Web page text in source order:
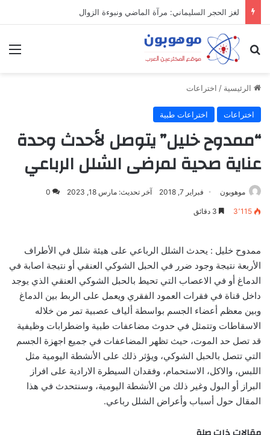
بحث عن
الرئيسية / اختراعات
اختراعات اختراعات طبية
“ممدوح خليل” يتوصل لأحدث وحدة
عناية صحية لمرضى الشلل الرباعي
موهوبون فبراير 7, 2018 آخر تحديث: مارس 18, 2023 0
3٬115
ممدوح خليل : يحدث الشلل الرباعي على هيئة شلل في الأطراف
الأربعة نتيجة وجود ضرر في الحبل الشوكي العنقي أو نتيجة اصابة في
الدماغ أو في الاعصاب التي تحيط بالحبل الشوكي العنقي الذي يوجد
داخل قناة في فقرات العمود الفقري ويعمل على الربط بين الدماغ
وبين معظم أعضاء الجسم بواسطة ألياف عصبية تمر من خلاله
الاسقاطات وتتمثل في حدوث مضاعفات طبية واضطرابات وظيفية
قد تصل حد الموت، حيث تظهر المضاعفات في جميع اجهزة الجسم
التي تتصل بالحبل الشوكي، ويؤثر ذلك على الأنشطة اليومية مثل
اللبس، والاكل، الاستحمام، وفقدان السيطرة الارادية على افراز
البراز أو البول وغير ذلك من الأنشطة اليومية، وسنتحدث في هذا
المقال حول أسباب وأعراض الشلل رباعي.